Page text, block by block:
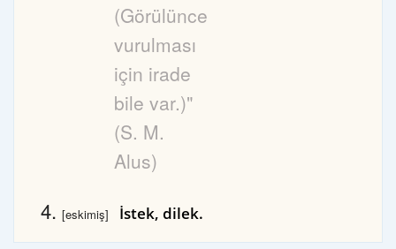
(Görülünce
vurulması
için irade
bile var.)"
(S. M.
Alus)
[eskimiş] İstek, dilek.